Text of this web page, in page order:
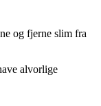
og fjerne slim fra
alvorlige